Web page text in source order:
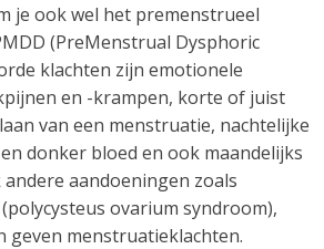
je ook wel het premenstrueel
(PreMenstrual Dysphoric
klachten zijn emotionele
en -krampen, korte of juist
van een menstruatie, nachtelijke
donker bloed en ook maandelijks
aandoeningen zoals
ovarium syndroom),
geven menstruatieklachten.